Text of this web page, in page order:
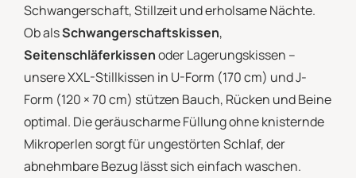
Schwangerschaft, Stillzeit und erholsame Nächte.
Ob alsSchwangerschaftskissen,
Seitenschläferkissenoder Lagerungskissen –
unsere XXL-Stillkissen in U-Form (170 cm) und J-
Form (120 × 70 cm) stützen Bauch, Rücken und Beine
optimal. Die geräuscharme Füllung ohne knisternde
Mikroperlen sorgt für ungestörten Schlaf, der
abnehmbare Bezug lässt sich einfach waschen.